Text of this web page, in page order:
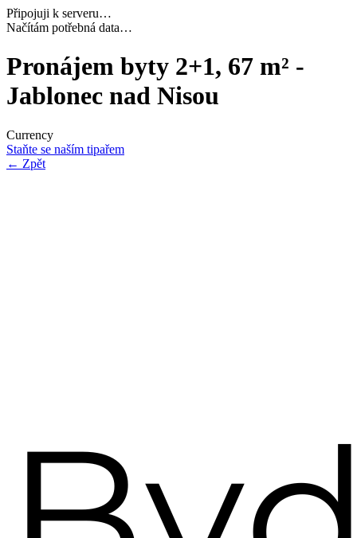
Připojuji k serveru…
Dokončuji inicializaci…
Pronájem byty 2+1, 67 m² -
Jablonec nad Nisou
Currency
Staňte se naším tipařem
← Zpět